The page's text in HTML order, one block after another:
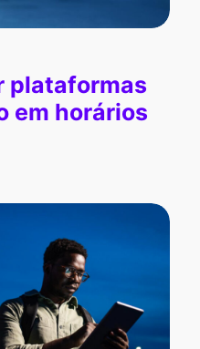
plataformas
em horários